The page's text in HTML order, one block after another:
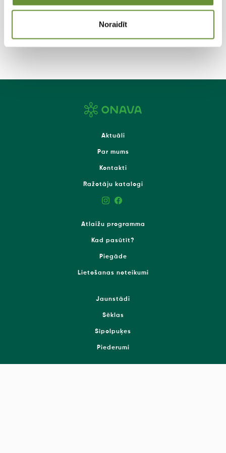
Noraidīt
Aktuāli
Par mums
Kontakti
Ražotāju katalogi
Atlaižu programma
Kad pasūtīt?
Piegāde
Lietošanas noteikumi
Jaunstādi
Sēklas
Sīpolpuķes
Piederumi